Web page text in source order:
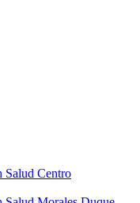
Salud Centro